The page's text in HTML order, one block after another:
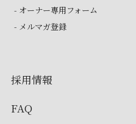
- オーナー専用フォーム
- メルマガ登録
採用情報
FAQ